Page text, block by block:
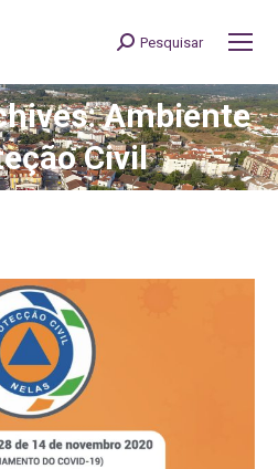
Search:
Pesquisar
Ambiente
Civil
are here: